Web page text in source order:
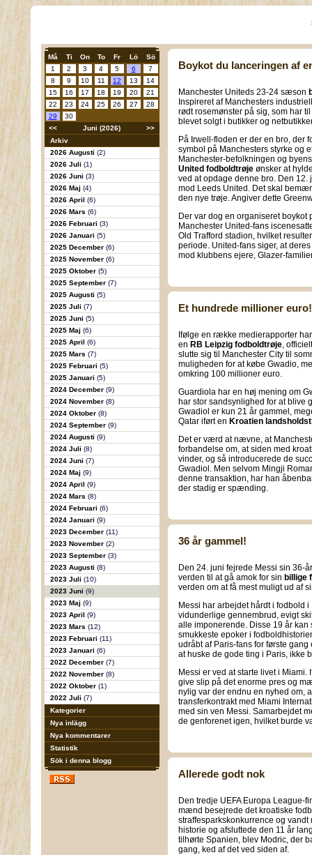
Må Ti On To Fr Lö
Sö
1
2 3 4 5 6
7
8
9 10 11 12 13
14
15
16 17 18 19 20
21
22
23 24 25 26 27
28
29
30
<<
Juni (2026)
>>
Arkiv
2026 Augusti (2)
2026 Juli (1)
2026 Juni (3)
2026 Maj (4)
2026 April (6)
2026 Mars (6)
2026 Februari (3)
2026 Januari (5)
2025 December (6)
2025 November (6)
2025 Oktober (5)
2025 September (7)
2025 Augusti (5)
2025 Juli (7)
2025 Juni (5)
2025 Maj (6)
2025 April (6)
2025 Mars (7)
2025 Februari (5)
2025 Januari (5)
2024 December (9)
2024 November (8)
2024 Oktober (8)
2024 September (9)
2024 Augusti (9)
2024 Juli (8)
2024 Juni (7)
2024 Maj (9)
2024 April (9)
2024 Mars (8)
2024 Februari (6)
2024 Januari (9)
2023 December (11)
2023 November (2)
2023 September (3)
2023 Augusti (8)
2023 Juli (10)
2023 Juni (9)
2023 Maj (9)
2023 April (9)
2023 Mars (12)
2023 Februari (11)
2023 Januari (6)
2022 December (7)
2022 November (8)
2022 Oktober (1)
2022 Juli (7)
Kategorier
Nya inlägg
Nya kommentarer
Statistik
Sök i denna blogg
Boykot du lanceringen af
Manchester Uniteds 23-24 sæson
Inspireret af Manchesters
rødt rosemønster på sig, som har
blevet solgt i butikker og
På Irwell-floden er der en bro, der
symbol på Manchesters styrke og
Manchester-befolkningen og
United fodboldtrøje ønsker at
ved at opdage denne bro. Den
mod Leeds United. Det skal
den nye trøje. Angiver dette
Der var dog en organiseret
Manchester United-fans
Old Trafford stadion, hvilket
periode. United-fans siger, at
mod klubbens ejere, Glazer-
Et hundrede millioner euro!
Ifølge en række medierapporter
en RB Leipzig fodboldtrøje,
slutte sig til Manchester City til
muligheden for at købe Gwadio,
omkring 100 millioner euro.
Guardiola har en høj mening om
har stor sandsynlighed for at blive
Gwadiol er kun 21 år gammel,
Qatar iført en Kroatien
Det er værd at nævne, at
forbandelse om, at siden med
vinder, og så introducerede de
Gwadiol. Men selvom Mingji
denne transaktion, har han
der stadig er spænding.
36 år gammel!
Den 24. juni fejrede Messi sin 36-
verden til at gå amok for sin billige
verden om at få mest muligt ud af
Messi har arbejdet hårdt i fodbold
vidunderlige gennembrud, evigt
alle imponerende. Disse 19 år
smukkeste epoker i
udråbt af Paris-fans for første
at huske de gode ting i Paris, ikke
Messi er ved at starte livet i Miami.
give slip på det enorme pres og
nylig var der endnu en nyhed om,
transferkontrakt med Miami
med sin ven Messi. Samarbejdet
de genforenet igen, hvilket burde
Allerede godt nok
Den tredje UEFA Europa League-
mænd besejrede det kroatiske
straffesparkskonkurrence og
historie og afsluttede den 11 år
tilhørte Spanien, blev Modric, der
gang, ked af det ved siden af.